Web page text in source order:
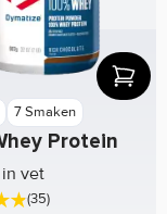
7 Smaken
Protein
in vet
(35)